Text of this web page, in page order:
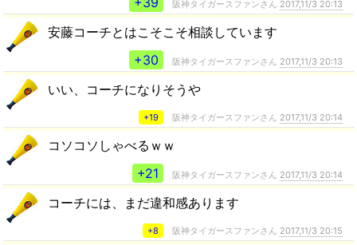
阪神タイガースファンさん 2017,11/3 20:13
安藤コーチとはこそこそ相談しています
+30
阪神タイガースファンさん 2017,11/3 20:13
いい、コーチになりそうや
+19 阪神タイガースファンさん 2017,11/3 20:14
コソコソしゃべるｗｗ
+21
阪神タイガースファンさん 2017,11/3 20:14
コーチには、まだ違和感あります
+8 阪神タイガースファンさん 2017,11/3 20:15